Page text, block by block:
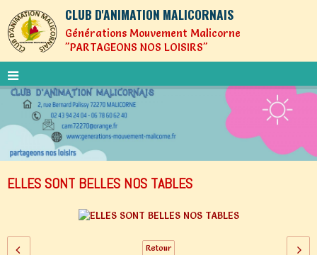
CLUB D'ANIMATION MALICORNAIS
Générations Mouvement Malicorne
"PARTAGEONS NOS LOISIRS"
ELLES SONT BELLES NOS TABLES
Retour